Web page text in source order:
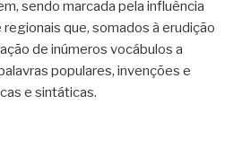
sendo marcada pela influência
que, somados à erudição
de inúmeros vocábulos a
populares, invenções e
e sintáticas.